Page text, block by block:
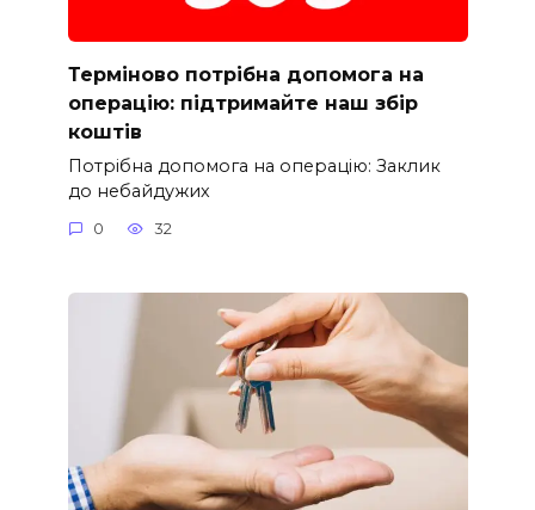
Терміново потрібна допомога на
операцію: підтримайте наш збір
коштів
Потрібна допомога на операцію: Заклик
до небайдужих
0 32